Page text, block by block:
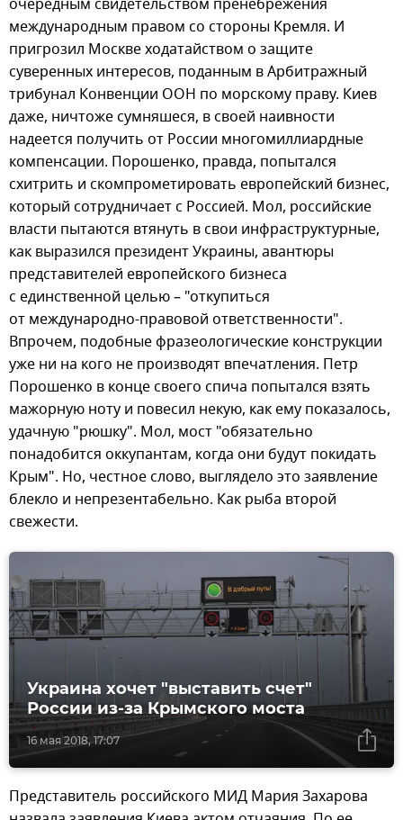
международным правом со стороны Кремля. И
пригрозил Москве ходатайством о защите
суверенных интересов, поданным в Арбитражный
трибунал Конвенции ООН по морскому праву. Киев
даже, ничтоже сумняшеся, в своей наивности
надеется получить от России многомиллиардные
компенсации. Порошенко, правда, попытался
схитрить и скомпрометировать европейский бизнес,
который сотрудничает с Россией. Мол, российские
власти пытаются втянуть в свои инфраструктурные,
как выразился президент Украины, авантюры
представителей европейского бизнеса
с единственной целью – "откупиться
от международно-правовой ответственности".
Впрочем, подобные фразеологические конструкции
уже ни на кого не производят впечатления. Петр
Порошенко в конце своего спича попытался взять
мажорную ноту и повесил некую, как ему показалось,
удачную "рюшку". Мол, мост "обязательно
понадобится оккупантам, когда они будут покидать
Крым". Но, честное слово, выглядело это заявление
блекло и непрезентабельно. Как рыба второй
свежести.
16 мая 2018, 17:07
Украина хочет "выставить счет"
России из-за Крымского моста
Представитель российского МИД Мария Захарова